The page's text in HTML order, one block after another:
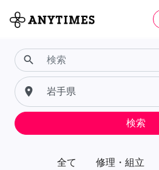
全て 修理・組立
search
place
検索